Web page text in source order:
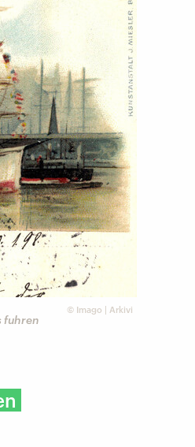
© Imago | Arkivi
fuhren